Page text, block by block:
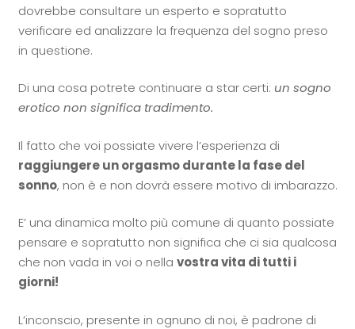
dovrebbe consultare un esperto e sopratutto
verificare ed analizzare la frequenza del sogno preso
in questione.
Di una cosa potrete continuare a star certi: un sogno
erotico non significa tradimento.
Il fatto che voi possiate vivere l’esperienza di
raggiungere un orgasmo durante la fase del
sonno, non è e non dovrà essere motivo di imbarazzo.
E’ una dinamica molto più comune di quanto possiate
pensare e sopratutto non significa che ci sia qualcosa
che non vada in voi o nella vostra vita di tutti i
giorni!
L’inconscio, presente in ognuno di noi, è padrone di